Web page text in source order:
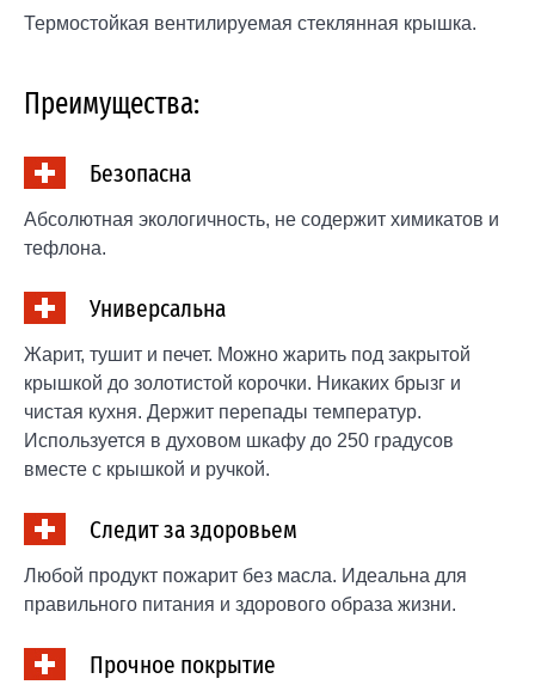
Термостойкая вентилируемая стеклянная крышка.
Преимущества:
Безопасна
Абсолютная экологичность, не содержит химикатов и
тефлона.
Универсальна
Жарит, тушит и печет. Можно жарить под закрытой
крышкой до золотистой корочки. Никаких брызг и
чистая кухня. Держит перепады температур.
Используется в духовом шкафу до 250 градусов
вместе с крышкой и ручкой.
Следит за здоровьем
Любой продукт пожарит без масла. Идеальна для
правильного питания и здорового образа жизни.
Прочное покрытие